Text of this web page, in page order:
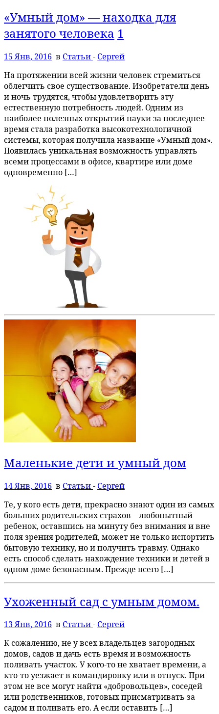
«Умный дом» — находка для
занятого человека 1
15 Янв, 2016 в Статьи- Сергей
На протяжении всей жизни человек стремиться
облегчить свое существование. Изобретатели день
и ночь трудятся, чтобы удовлетворить эту
естественную потребность людей. Одним из
наиболее полезных открытий науки за последнее
время стала разработка высокотехнологичной
системы, которая получила название «Умный дом».
Появилась уникальная возможность управлять
всеми процессами в офисе, квартире или доме
одновременно […]
Маленькие дети и умный дом
14 Янв, 2016 в Статьи- Сергей
Те, у кого есть дети, прекрасно знают один из самых
больших родительских страхов – любопытный
ребенок, оставшись на минуту без внимания и вне
поля зрения родителей, может не только испортить
бытовую технику, но и получить травму. Однако
есть способ сделать нахождение техники и детей в
одном доме безопасным. Прежде всего […]
Ухоженный сад с умным домом.
13 Янв, 2016 в Статьи- Сергей
К сожалению, не у всех владельцев загородных
домов, садов и дачь есть время и возможность
поливать участок. У кого-то не хватает времени, а
кто-то уезжает в командировку или в отпуск. При
этом не все могут найти «добровольцев», соседей
или родственников, готовых присматривать за
садом и поливать его. А если оставить […]